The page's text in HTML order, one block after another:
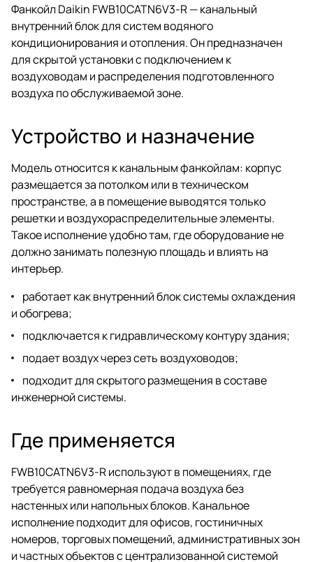
Фанкойл Daikin FWB10CATN6V3-R — канальный
внутренний блок для систем водяного
кондиционирования и отопления. Он предназначен
для скрытой установки с подключением к
воздуховодам и распределения подготовленного
воздуха по обслуживаемой зоне.
Устройство и назначение
Модель относится к канальным фанкойлам: корпус
размещается за потолком или в техническом
пространстве, а в помещение выводятся только
решетки и воздухораспределительные элементы.
Такое исполнение удобно там, где оборудование не
должно занимать полезную площадь и влиять на
интерьер.
работает как внутренний блок системы охлаждения
и обогрева;
подключается к гидравлическому контуру здания;
подает воздух через сеть воздуховодов;
подходит для скрытого размещения в составе
инженерной системы.
Где применяется
FWB10CATN6V3-R используют в помещениях, где
требуется равномерная подача воздуха без
настенных или напольных блоков. Канальное
исполнение подходит для офисов, гостиничных
номеров, торговых помещений, административных зон
и частных объектов с централизованной системой